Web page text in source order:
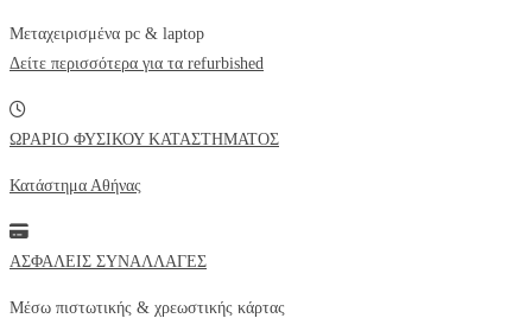
Μεταχειρισμένα pc & laptop
Δείτε περισσότερα για τα refurbished
ΩΡΑΡΙΟ ΦΥΣΙΚΟΥ ΚΑΤΑΣΤΗΜΑΤΟΣ
Κατάστημα Αθήνας
ΑΣΦΑΛΕΙΣ ΣΥΝΑΛΛΑΓΕΣ
Μέσω πιστωτικής & χρεωστικής κάρτας